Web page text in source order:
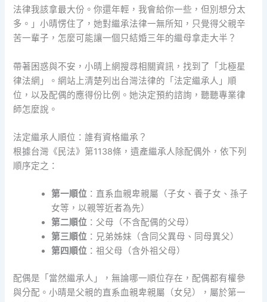
法律我該拿最大份。你還年輕，我會給你一些，但別想分太
多。」小晴愣住了，她對繼承法律一無所知，只覺得父親辛
苦一輩子，怎麼可能讓一個只結婚三年的繼母拿走大半？
帶著困惑與不安，小晴上網搜尋相關資訊，找到了「北極星
律法網」。網站上清楚列出台灣法律的「法定繼承人」順
位，以及配偶的應得份比例。她決定預約諮詢，聽聽專業律
師怎麼說。
法定繼承人順位：誰有資格繼承？
根據台灣《民法》第1138條，遺產繼承人除配偶外，依下列
順序定之：
第一順位 ：直系血親卑親屬（子女、養子女、孫子
女等，以親等近者為先）
第二順位 ：父母（不含配偶的父母）
第三順位 ：兄弟姊妹（含同父異母、同母異父）
第四順位 ：祖父母（含外祖父母）
配偶是「當然繼承人」，無論哪一順位存在，配偶都有權參
與分配。小晴是父親的直系血親卑親屬（女兒），屬於第一